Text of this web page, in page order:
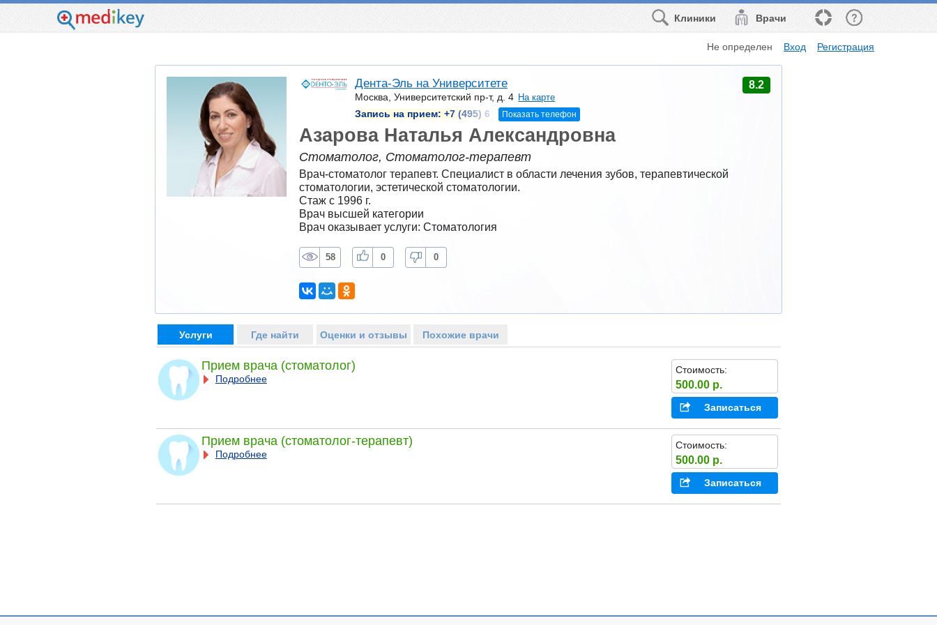
Врачи
Клиники
Не определен Вход Регистрация
Дента-Эль на Университете
Москва, Университетский пр-т, д. 4 На карте
Запись на прием: +7 (495) 6 Показать телефон
8.2
Азарова Наталья Александровна
Стоматолог, Стоматолог-терапевт
Врач-стоматолог терапевт. Специалист в области лечения зубов, терапевтической
стоматологии, эстетической стоматологии.
Стаж с 1996 г.
Врач высшей категории
Врач оказывает услуги: Стоматология
58 0 0
Услуги Где найти Оценки и отзывы Похожие врачи
Прием врача (стоматолог)
Подробнее
Стоимость:
500.00 р.
Записаться
Прием врача (стоматолог-терапевт)
Подробнее
Стоимость:
500.00 р.
Записаться